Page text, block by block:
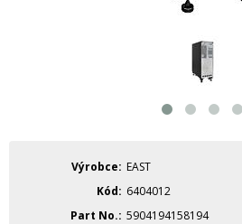
Výrobce
EAST
Kód
6404012
Part No. 5904194158194